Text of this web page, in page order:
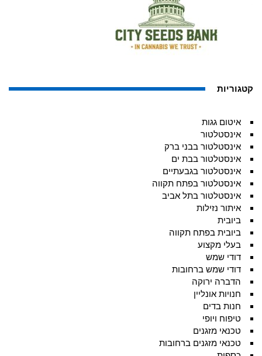
קטגוריות
איטום גגות
אינסטלטור
אינסטלטור בבני ברק
אינסטלטור בבת ים
אינסטלטור בגבעתיים
אינסטלטור בפתח תקווה
אינסטלטור בתל אביב
איתור נזילות
ביובית
ביובית בפתח תקווה
בעלי מקצוע
דודי שמש
דודי שמש ברחובות
הדברה ירוקה
חנויות אונליין
חנות בדים
טיפוח ויופי
טכנאי מזגנים
טכנאי מזגנים ברחובות